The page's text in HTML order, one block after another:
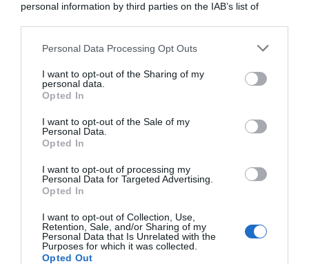
personal information by third parties on the IAB’s list of
This information may also be disclosed by us to third parties
disclose it to other third parties.
Please note that this website/app uses one or more Google
services and may gather and store information including but
not limited to your visit or usage behaviour. You may click to
grant or deny consent to Google and its third-party tags to
consent section.
Personal Data Processing Opt Outs
I want to opt-out of the Sharing of my
personal data.
Opted In
I want to opt-out of the Sale of my
Personal Data.
Opted In
I want to opt-out of processing my
Personal Data for Targeted Advertising.
Opted In
I want to opt-out of Collection, Use,
Retention, Sale, and/or Sharing of my
Personal Data that Is Unrelated with the
Purposes for which it was collected.
Opted Out
ARTICOLI RECENTI
“Giusina in cucina e nonna Lina”: treccine allo zucchero di
“Giusina in cucina”: biscotti da inzuppo di Giusina Battaglia
“In cucina con Imma e Matteo”: tortino al cioccolato
“Camper”: semifreddo di yogurt e crumble
“Camper”: fritole de pomi (mele)